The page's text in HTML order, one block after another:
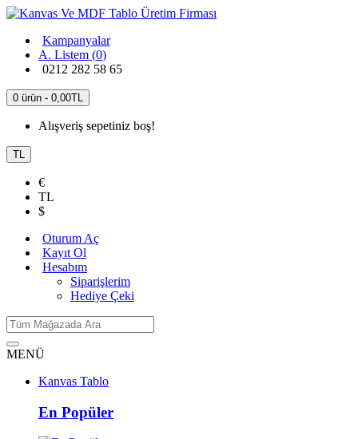
Kampanyalar
A. Listem (0)
0212 282 58 65
0 ürün - 0,00TL
Alışveriş sepetiniz boş!
TL
€
TL
$
Oturum Aç
Kayıt Ol
Hesabım
Siparişlerim
Hediye Çeki
MENÜ
Kanvas Tablo
En Popüler